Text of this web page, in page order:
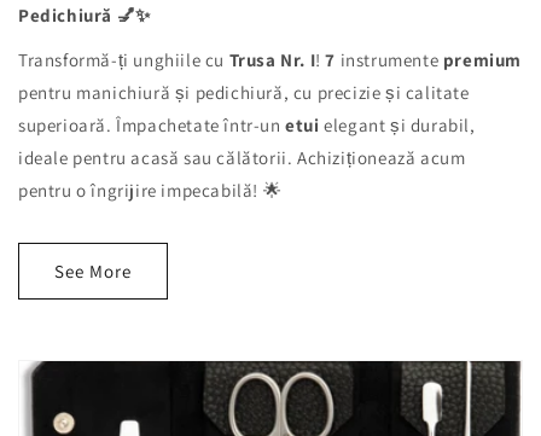
Pedichiură 💅✨
Transformă-ți unghiile cu Trusa Nr. I!7 instrumente premium
pentru manichiură și pedichiură, cu precizie și calitate
superioară. Împachetate într-unetuielegant și durabil,
ideale pentru acasă sau călătorii. Achiziționează acum
pentru o îngrijire impecabilă! 🌟
See More